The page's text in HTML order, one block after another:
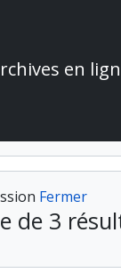
en
Fermer
de 3